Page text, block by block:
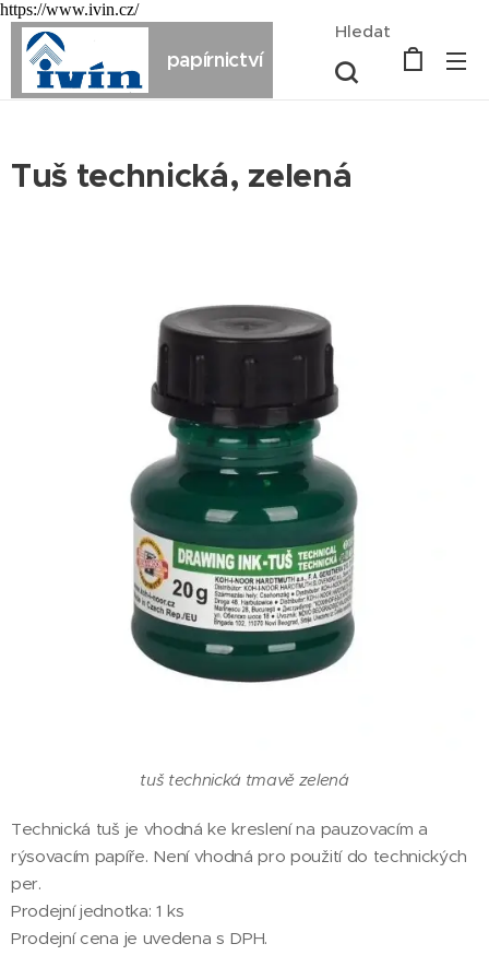
https://www.ivin.cz/
papírnictví
Hledat
Tuš technická, zelená
tuš technická tmavě zelená
Technická tuš je vhodná ke kreslení na pauzovacím a
rýsovacím papíře. Není vhodná pro použití do technických
per.
Prodejní jednotka: 1 ks
Prodejní cena je uvedena s DPH.